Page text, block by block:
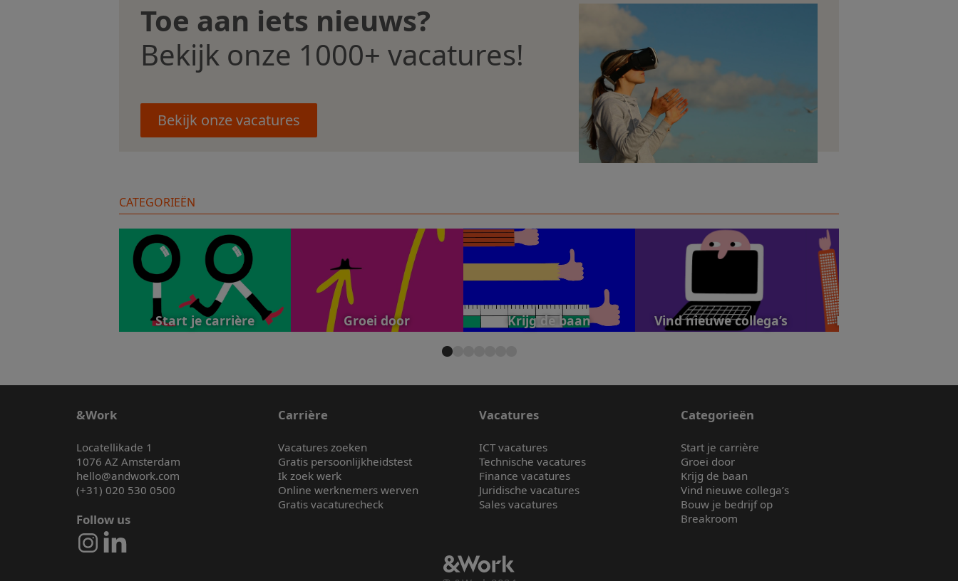
Toe aan iets nieuws?
Bekijk onze 1000+ vacatures!
Bekijk onze vacatures
CATEGORIEËN
Start je carrière Groei door Krijg de baan Vind nieuwe collega’s Bouw je bedrijf op
&Work
Locatellikade 1
1076 AZ Amsterdam
hello@andwork.com
(+31) 020 530 0500
Follow us
Carrière
Vacatures zoeken
Gratis persoonlijkheidstest
Ik zoek werk
Online werknemers werven
Gratis vacaturecheck
Vacatures
ICT vacatures
Technische vacatures
Finance vacatures
Juridische vacatures
Sales vacatures
Categorieën
Start je carrière
Groei door
Krijg de baan
Vind nieuwe collega’s
Bouw je bedrijf op
Breakroom